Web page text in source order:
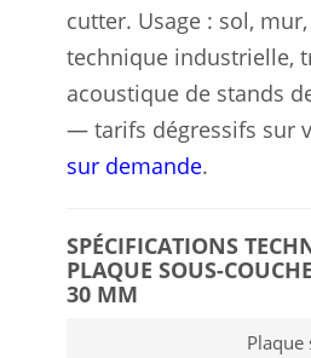
cutter. Usage : sol,
technique industrielle,
acoustique de stands
— tarifs dégressifs sur
sur demande.
SPÉCIFICATIONS
PLAQUE SOUS-
30 MM
Plaque